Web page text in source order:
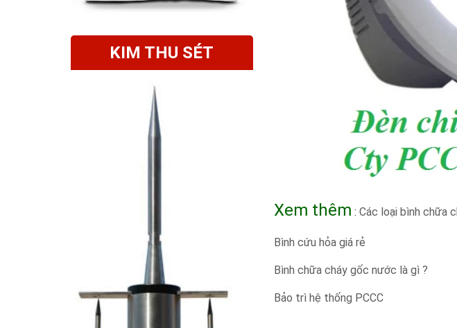
Xem thêm : Các loại bình chữa
Bình cứu hỏa giá rẻ
Bình chữa cháy gốc nước là gì ?
Bảo trì hệ thống PCCC
KIM THU SÉT